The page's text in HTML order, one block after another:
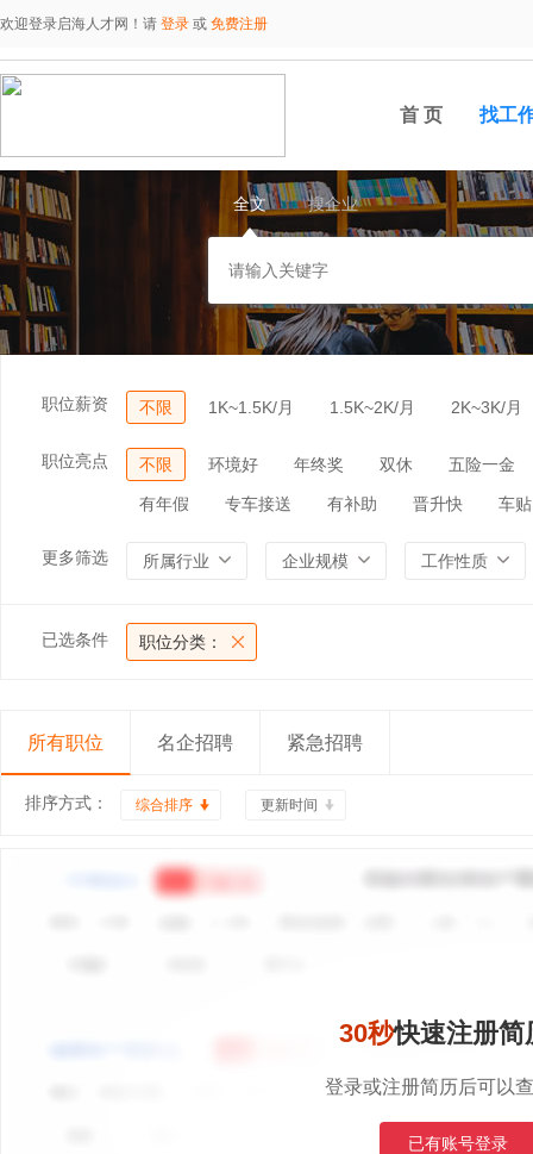
欢迎登录启海人才网！请 登录 或 免费注册
首 页 找工
全文 搜企业
职位薪资 不限 1K~1.5K/月 1.5K~2K/月 2K~3K/月
职位亮点 不限 环境好 年终奖 双休 五险一金
有年假 专车接送 有补助 晋升快 车贴
更多筛选 所属行业 企业规模 工作性质
已选条件 职位分类：
所有职位 名企招聘 紧急招聘
排序方式： 综合排序 更新时间
30秒快速注册简
登录或注册简历后可以
已有账号登录